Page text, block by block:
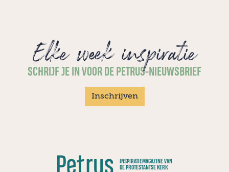
Elke week inspiratie
SCHRIJF JE IN VOOR DE PETRUS-NIEUWSBRIEF
Inschrijven
INSPIRATIEMAGAZINE VAN
DE PROTESTANTSE KERK